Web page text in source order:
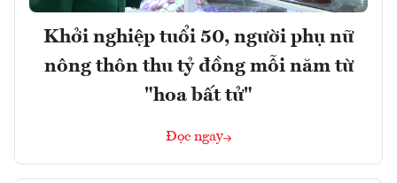
Khởi nghiệp tuổi 50, người phụ nữ
nông thôn thu tỷ đồng mỗi năm từ
"hoa bất tử"
Đọc ngay